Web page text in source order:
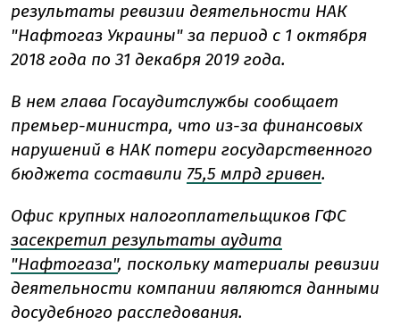
результаты ревизии деятельности НАК
"Нафтогаз Украины" за период с 1 октября
2018 года по 31 декабря 2019 года.
В нем глава Госаудитслужбы сообщает
премьер-министра, что из-за финансовых
нарушений в НАК потери государственного
бюджета составили 75,5 млрд гривен.
Офис крупных налогоплательщиков ГФС
засекретил результаты аудита
"Нафтогаза", поскольку материалы ревизии
деятельности компании являются данными
досудебного расследования.